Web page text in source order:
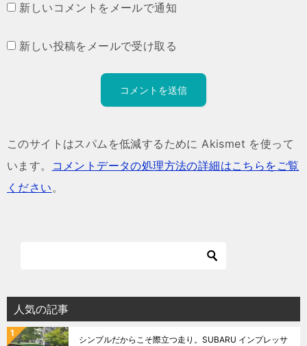
新しいコメントをメールで通知
新しい投稿をメールで受け取る
このサイトはスパムを低減するために Akismet を使って
います。
コメントデータの処理方法の詳細はこちらをご覧
ください。
人気の記事
シンプルだからこそ際立つ走り。SUBARU インプレッサ